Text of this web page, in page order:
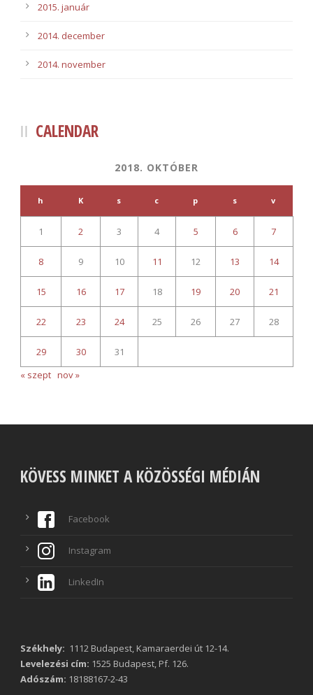
2015. január
2014. december
2014. november
CALENDAR
2018. OKTÓBER
h K s c p s v
1 2 3 4 5 6 7
8 9 10 11 12 13 14
15 16 17 18 19 20 21
22 23 24 25 26 27 28
29 30
31
« szept nov »
KÖVESS MINKET A KÖZÖSSÉGI MÉDIÁN
Facebook
Instagram
LinkedIn
Székhely: 1112 Budapest, Kamaraerdei út 12-14.
Levelezési cím: 1525 Budapest, Pf. 126.
Adószám: 18188167-2-43